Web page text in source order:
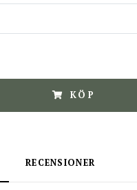
KÖP
RECENSIONER